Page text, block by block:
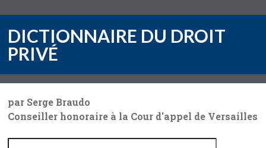
DICTIONNAIRE DU DROIT
PRIVÉ
par Serge Braudo
Conseiller honoraire à la Cour d'appel de Versailles